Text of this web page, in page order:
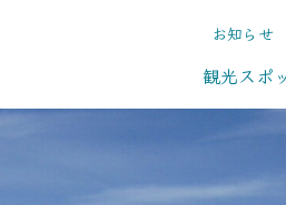
お知らせ
観光スポ